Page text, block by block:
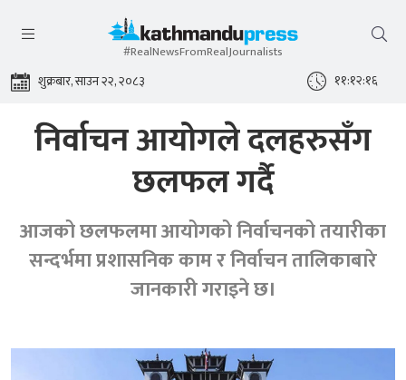
#RealNewsFromRealJournalists
शुक्रबार, साउन २२, २०८३ ११:१२:१६
निर्वाचन आयोगले दलहरुसँग
छलफल गर्दै
आजको छलफलमा आयोगको निर्वाचनको तयारीका
सन्दर्भमा प्रशासनिक काम र निर्वाचन तालिकाबारे
जानकारी गराइने छ।